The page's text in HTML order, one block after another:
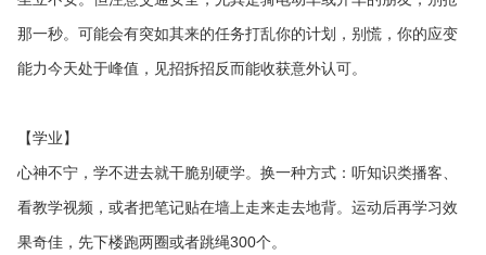
那一秒。可能会有突如其来的任务打乱你的计划，别慌，你的应变
能力今天处于峰值，见招拆招反而能收获意外认可。
【学业】
心神不宁，学不进去就干脆别硬学。换一种方式：听知识类播客、
看教学视频，或者把笔记贴在墙上走来走去地背。运动后再学习效
果奇佳，先下楼跑两圈或者跳绳300个。